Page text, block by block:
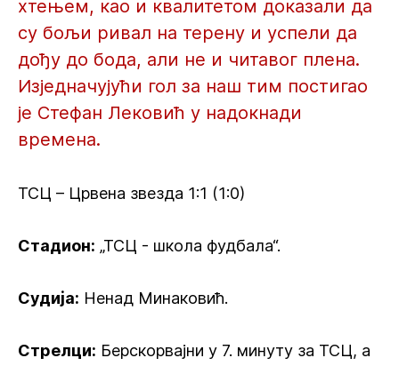
хтењем, као и квалитетом доказали да
су бољи ривал на терену и успели да
дођу до бода, али не и читавог плена.
Изједначујући гол за наш тим постигао
је Стефан Лековић у надокнади
времена.
ТСЦ – Црвена звезда 1:1 (1:0)
Стадион: „ТСЦ - школа фудбала“.
Судија: Ненад Минаковић.
Стрелци: Берскорвајни у 7. минуту за ТСЦ, а